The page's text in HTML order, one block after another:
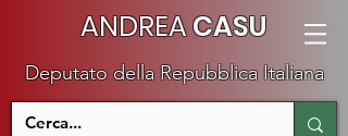
ANDREACASU
Deputato della Repubblica Italiana